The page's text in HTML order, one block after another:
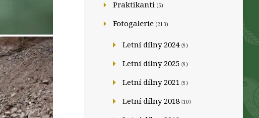
Praktikanti (5)
Fotogalerie (213)
Letní dílny 2024 (9)
Letní dílny 2025 (9)
Letní dílny 2021 (9)
Letní dílny 2018 (10)